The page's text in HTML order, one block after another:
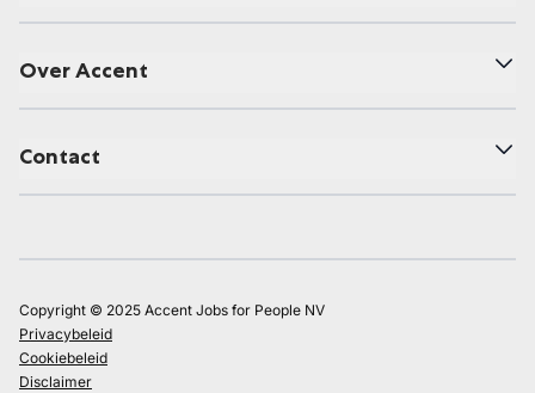
Over Accent
Contact
Copyright © 2025 Accent Jobs for People NV
Privacybeleid
Cookiebeleid
Disclaimer